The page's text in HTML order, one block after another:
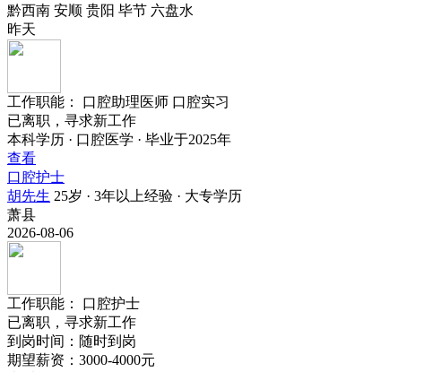
黔西南 安顺 贵阳 毕节 六盘水
昨天
工作职能： 口腔助理医师 口腔实习
已离职，寻求新工作
本科学历 · 口腔医学 · 毕业于2025年
查看
口腔护士
胡先生 25岁 · 3年以上经验 · 大专学历
萧县
2026-08-06
工作职能： 口腔护士
已离职，寻求新工作
到岗时间：随时到岗
期望薪资：3000-4000元